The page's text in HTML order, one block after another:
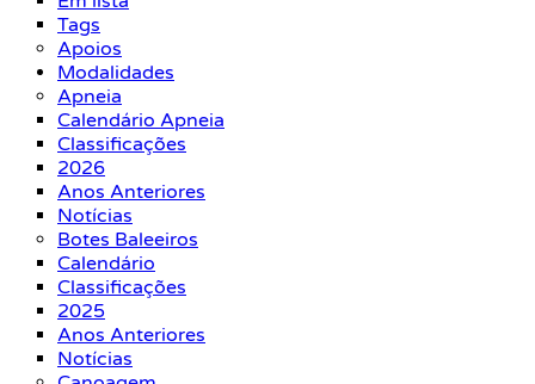
Tags
Apoios
Modalidades
Apneia
Calendário Apneia
Classificações
2026
Anos Anteriores
Notícias
Botes Baleeiros
Calendário
Classificações
2025
Anos Anteriores
Notícias